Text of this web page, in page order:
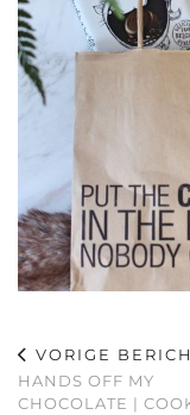
VORIGE
HANDS OFF MY
CHOCOLATE |